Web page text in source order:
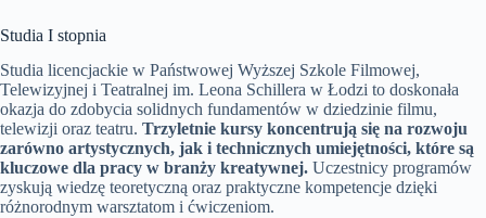
Studia I stopnia
Studia licencjackie w Państwowej Wyższej Szkole Filmowej,
Telewizyjnej i Teatralnej im. Leona Schillera w Łodzi to doskonała
okazja do zdobycia solidnych fundamentów w dziedzinie filmu,
telewizji oraz teatru. Trzyletnie kursy koncentrują się na rozwoju
zarówno artystycznych, jak i technicznych umiejętności, które są
kluczowe dla pracy w branży kreatywnej. Uczestnicy programów
zyskują wiedzę teoretyczną oraz praktyczne kompetencje dzięki
różnorodnym warsztatom i ćwiczeniom.